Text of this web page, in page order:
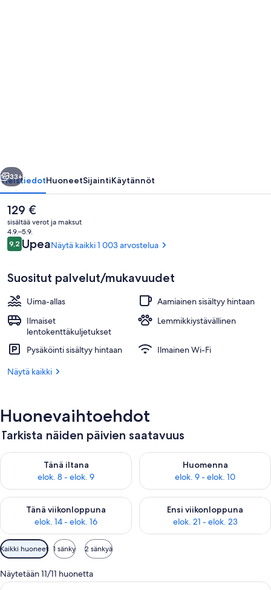
Ulkopuoli
Seuraava
33+
YleistiedotHuoneetSijaintiKäytännöt
Nykyinen
hinta
on
129 €
129 €
sisältää verot ja maksut
4.9.–5.9.
Arvostelut
9,29,2 kautta 10.
UpeaNäytä kaikki 1 003 arvostelua
Suositut palvelut/mukavuudet
Uima-allas
Aamiainen sisältyy hintaan
Ilmaiset
lentokenttäkuljetukset
Lemmikkiystävällinen
Pysäköinti sisältyy hintaan
Ilmainen Wi-Fi
Näytä kaikki
Huonevaihtoehdot
Tarkista näiden päivien saatavuus
Tänä iltana
elok. 8 - elok. 9
Tarkista tämän illan saatavuus elok. 8 - elok. 9
Huomenna
elok. 9 - elok. 10
Tarkista huomisen saatavuus
Tänä viikonloppuna
elok. 14 - elok. 16
Tarkista tämän viikonlopun saatavuus elok. 14 - elok. 16
Ensi viikonloppuna
elok. 21 - elok. 23
Tarkista ensi viikonlopun
Huoneille
saatavilla
olevia
suodattimia
Kaikki huoneet 1 sänky 2 sänkyä
Näytetään 11/11 huonetta